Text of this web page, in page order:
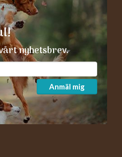
nyhetsbrev.
Anmäl mig